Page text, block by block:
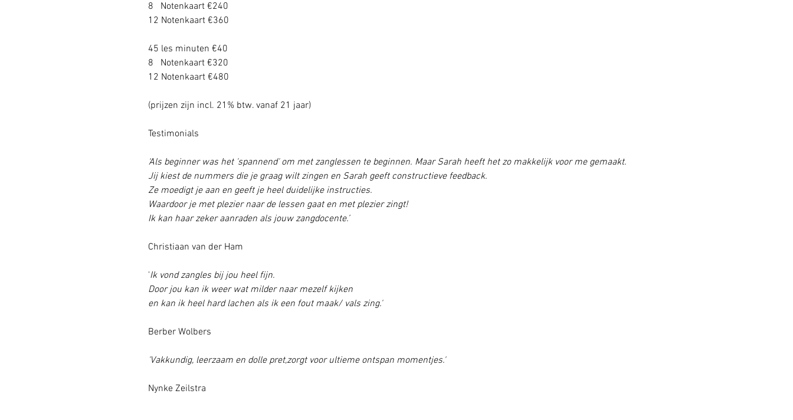
8   Notenkaart €240
12 Notenkaart €360
45 les minuten €40
8   Notenkaart €320
12 Notenkaart €480
(prijzen zijn incl. 21% btw. vanaf 21 jaar)
Testimonials
‘Als beginner was het 'spannend' om met zanglessen te beginnen. Maar Sarah heeft het zo makkelijk voor me gemaakt.
Jij kiest de nummers die je graag wilt zingen en Sarah geeft constructieve feedback.
Ze moedigt je aan en geeft je heel duidelijke instructies.
Waardoor je met plezier naar de lessen gaat en met plezier zingt!
Ik kan haar zeker aanraden als jouw zangdocente.’
Christiaan van der Ham
'Ik vond zangles bij jou heel fijn.
Door jou kan ik weer wat milder naar mezelf kijken
en kan ik heel hard lachen als ik een fout maak/ vals zing.'
Berber Wolbers
'Vakkundig, leerzaam en dolle pret,zorgt voor ultieme ontspan momentjes.'
Nynke Zeilstra